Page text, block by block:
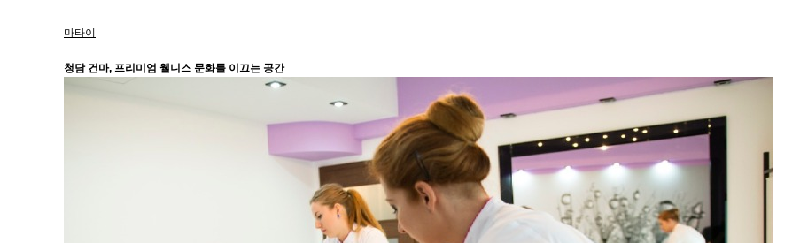
마타이
청담 건마, 프리미엄 웰니스 문화를 이끄는 공간